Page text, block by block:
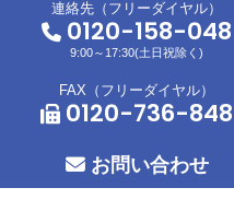
連絡先（フリーダイヤル）
0120-158-048
9:00～17:30(土日祝除く)
FAX（フリーダイヤル）
0120-736-848
お問い合わせ